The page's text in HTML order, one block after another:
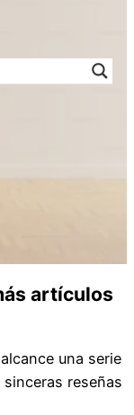
artículos
una serie
reseñas